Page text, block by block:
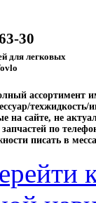
30
для легковых
ассортимент
техжидкость/
на сайте, не
по
писать в